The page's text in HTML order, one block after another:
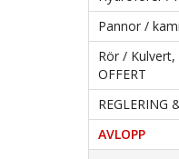
Pannor /
Rör / Kulvert,
OFFERT
REGLERING
AVLOPP